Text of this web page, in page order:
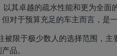
其卓越的疏水性能和更为全
对于预算充足的车主而言，是
被限于极少数人的选择范围，
品。